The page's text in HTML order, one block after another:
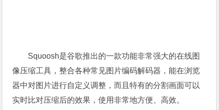
Squoosh是谷歌推出的一款功能非常强大的在线图
像压缩工具，整合各种常见图片编码解码器，能在浏览
器中对图片进行自定义调整，而且特有的分割画面可以
实时比对压缩后的效果，使用非常地方便、高效。